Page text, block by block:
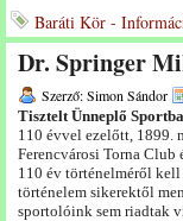
Baráti Kör -
Dr. Springer
Szerző: Simon Sándor
Tisztelt Ünneplő
110 évvel ezelőtt, 1899.
Ferencvárosi Torna Club
110 év történelméről kell
történelem sikerektől
sportolóink sem riadtak